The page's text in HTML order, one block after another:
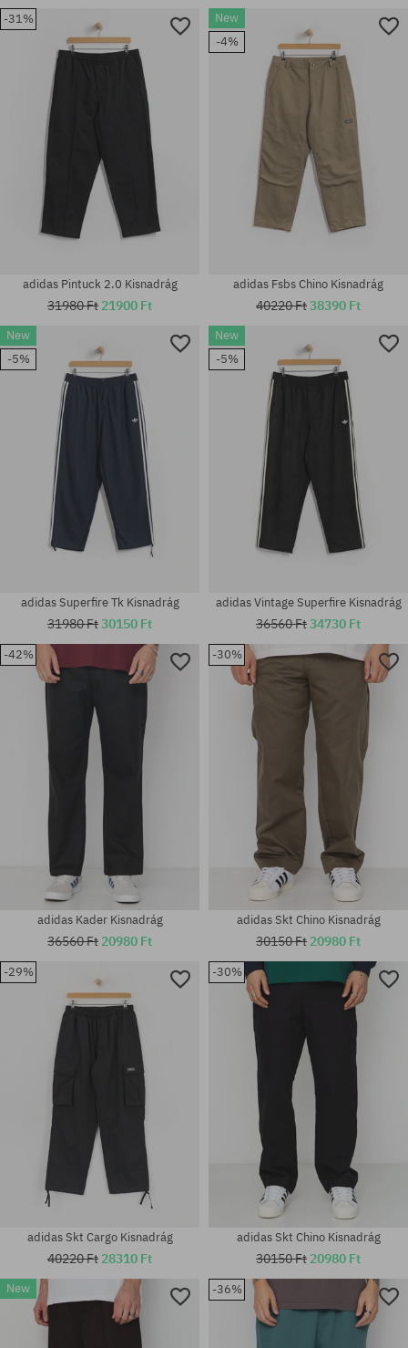
Elérhető méretek:
S; M; L; XL
Elérhető méretek:
30; 32; 34; 36
-31%
Elérhető méretek:
adidas Pintuck 2.0 Kisnadrág
31980 Ft 21900 Ft
New
-4%
Elérhető méretek:
30; 34; 36
adidas Fsbs Chino Kisnadrág
40220 Ft38390 Ft
New
-5%
Elérhető méretek:
adidas Superfire Tk Kisnadrág
31980 Ft30150 Ft
New
-5%
Elérhető méretek:
S; M; L; XL
adidas Vintage Superfire Kisnadrág
36560 Ft34730 Ft
-42%
Elérhető méretek:
adidas Kader Kisnadrág
36560 Ft 20980 Ft
-30%
Elérhető méretek:
adidas Skt Chino Kisnadrág
30150 Ft 20980 Ft
-29%
adidas Skt Cargo Kisnadrág
40220 Ft 28310 Ft
-30%
adidas Skt Chino Kisnadrág
30150 Ft 20980 Ft
New -36%